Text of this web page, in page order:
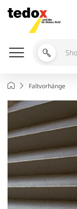
Inhalt
springen
Shop
durchsuchen
StartseiteFaltvorhänge